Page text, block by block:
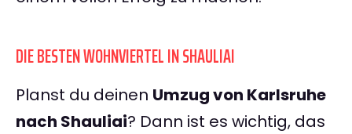
DIE BESTEN WOHNVIERTEL IN SHAULIAI
Planst du deinen Umzug von Karlsruhe
nach Shauliai? Dann ist es wichtig, das